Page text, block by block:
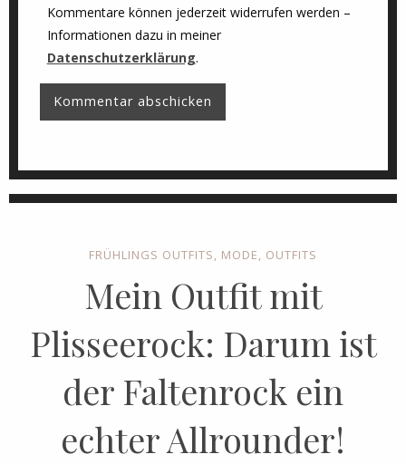
Kommentare können jederzeit widerrufen werden –
Informationen dazu in meiner
Datenschutzerklärung.
FRÜHLINGS OUTFITS, MODE, OUTFITS
Mein Outfit mit
Plisseerock: Darum ist
der Faltenrock ein
echter Allrounder!